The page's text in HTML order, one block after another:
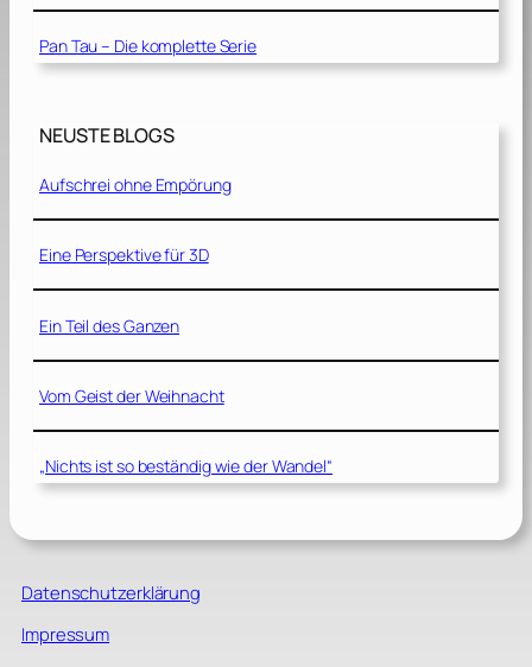
Pan Tau – Die komplette Serie
NEUSTE BLOGS
Aufschrei ohne Empörung
Eine Perspektive für 3D
Ein Teil des Ganzen
Vom Geist der Weihnacht
„Nichts ist so beständig wie der Wandel“
Datenschutzerklärung
Impressum